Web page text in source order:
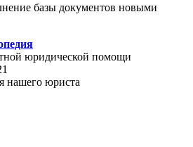
базы документов новыми
юридической помощи
нашего юриста